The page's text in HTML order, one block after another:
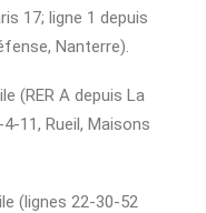
17; ligne 1 depuis
Nanterre).
(RER A depuis La
11, Rueil, Maisons
(lignes 22-30-52